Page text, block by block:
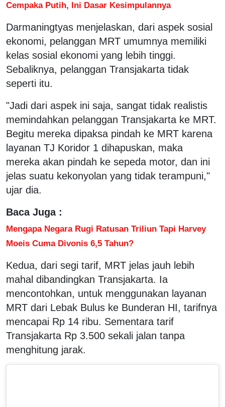
Cempaka Putih, Ini Dasar Kesimpulannya
Darmaningtyas menjelaskan, dari aspek sosial
ekonomi, pelanggan MRT umumnya memiliki
kelas sosial ekonomi yang lebih tinggi.
Sebaliknya, pelanggan Transjakarta tidak
seperti itu.
"Jadi dari aspek ini saja, sangat tidak realistis
memindahkan pelanggan Transjakarta ke MRT.
Begitu mereka dipaksa pindah ke MRT karena
layanan TJ Koridor 1 dihapuskan, maka
mereka akan pindah ke sepeda motor, dan ini
jelas suatu kekonyolan yang tidak terampuni,"
ujar dia.
Baca Juga :
Mengapa Negara Rugi Ratusan Triliun Tapi Harvey
Moeis Cuma Divonis 6,5 Tahun?
Kedua, dari segi tarif, MRT jelas jauh lebih
mahal dibandingkan Transjakarta. Ia
mencontohkan, untuk menggunakan layanan
MRT dari Lebak Bulus ke Bunderan HI, tarifnya
mencapai Rp 14 ribu. Sementara tarif
Transjakarta Rp 3.500 sekali jalan tanpa
menghitung jarak.